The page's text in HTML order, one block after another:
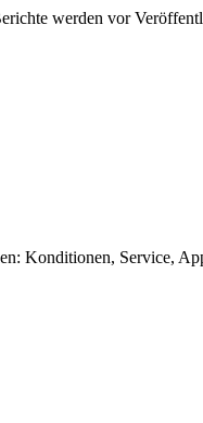
werden vor
Konditionen, Service,